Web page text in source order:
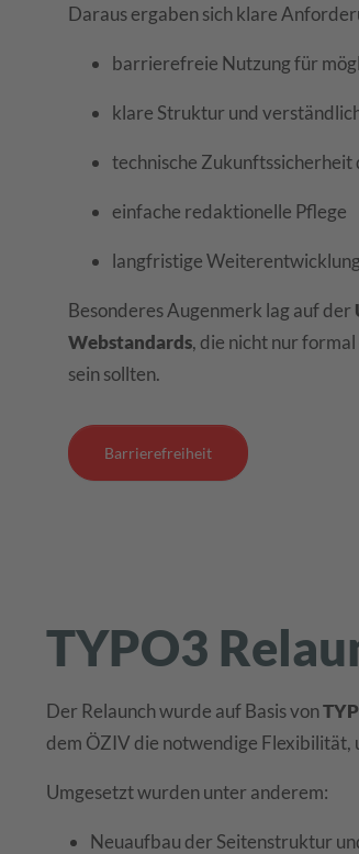
Daraus ergaben sich klare
barrierefreie Nutzung für
klare Struktur und
technische Zukunftssicherheit
einfache redaktionelle Pflege
langfristige
Besonderes Augenmerk lag auf der
Webstandards, die nicht nur
sein sollten.
Barrierefreiheit
TYPO3
Der Relaunch wurde auf Basis von
dem ÖZIV die notwendige
Umgesetzt wurden unter anderem:
Neuaufbau der Seitenstruktur